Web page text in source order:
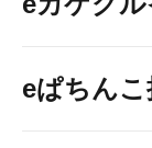
eぱちん